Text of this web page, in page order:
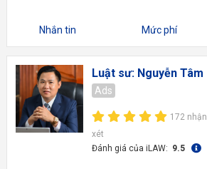
Nhắn tin Mức phí
Luật sư: Nguyễn Tâm
Ads
172 nhận
xét
Đánh giá của iLAW: 9.5